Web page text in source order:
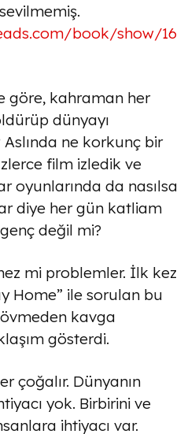
book/show/16
göre, kahraman her
dünyayı
ne korkunç bir
film izledik ve
oyunlarında da nasılsa
diye her gün katliam
değil mi?
mi problemler. İlk kez
Home” ile sorulan bu
kavga
gösterdi.
çoğalır. Dünyanın
yok. Birbirini ve
ihtiyacı var.